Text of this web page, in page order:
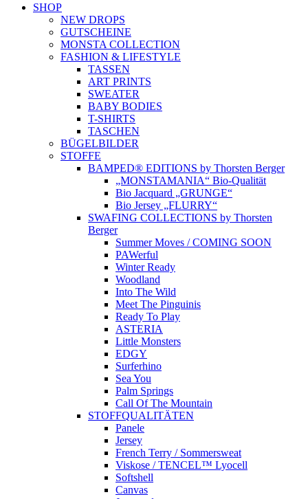
SHOP
NEW DROPS
GUTSCHEINE
MONSTA COLLECTION
FASHION & LIFESTYLE
TASSEN
ART PRINTS
SWEATER
BABY BODIES
T-SHIRTS
TASCHEN
BÜGELBILDER
STOFFE
BAMPED® EDITIONS by Thorsten Berger
„MONSTAMANIA“ Bio-Qualität
Bio Jacquard „GRUNGE“
Bio Jersey „FLURRY“
SWAFING COLLECTIONS by Thorsten
Berger
Summer Moves / COMING SOON
PAWerful
Winter Ready
Woodland
Into The Wild
Meet The Pinguinis
Ready To Play
ASTERIA
Little Monsters
EDGY
Surferhino
Sea You
Palm Springs
Call Of The Mountain
STOFFQUALITÄTEN
Panele
Jersey
French Terry / Sommersweat
Viskose / TENCEL™ Lyocell
Softshell
Canvas